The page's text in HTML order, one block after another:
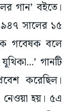
গান’ বইতে।
সালের ১৫
গবেষক বলে
গানটি
করেছিল।
নেওয়া হয়। ৫এ